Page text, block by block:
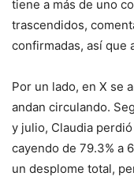
tiene a más de uno
trascendidos,
confirmadas, así que
Por un lado, en X se
andan circulando.
y julio, Claudia
cayendo de 79.3% a
un desplome total,